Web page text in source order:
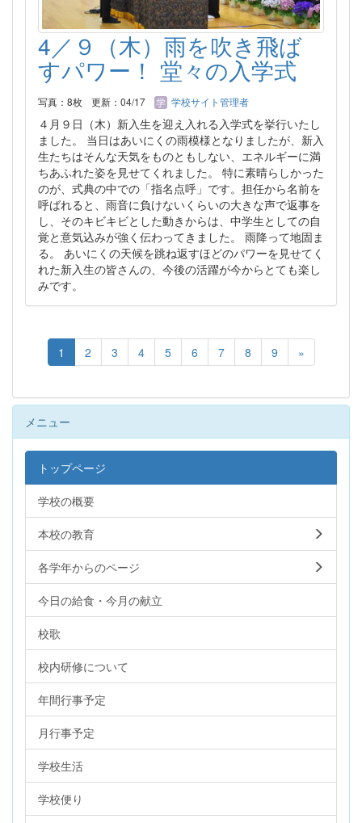
4／９（木）雨を吹き飛ば
すパワー！ 堂々の入学式
写真：8枚 更新：04/17 学校サイト管理者
４月９日（木）新入生を迎え入れる入学式を挙行いたし
ました。 当日はあいにくの雨模様となりましたが、新入
生たちはそんな天気をものともしない、エネルギーに満
ちあふれた姿を見せてくれました。 特に素晴らしかった
のが、式典の中での「指名点呼」です。担任から名前を
呼ばれると、雨音に負けないくらいの大きな声で返事を
し、そのキビキビとした動きからは、中学生としての自
覚と意気込みが強く伝わってきました。 雨降って地固ま
る。 あいにくの天候を跳ね返すほどのパワーを見せてく
れた新入生の皆さんの、今後の活躍が今からとても楽し
みです。
1 2 3 4 5 6 7 8 9 »
メニュー
トップページ
学校の概要
本校の教育
各学年からのページ
今日の給食・今月の献立
校歌
校内研修について
年間行事予定
月行事予定
学校生活
学校便り